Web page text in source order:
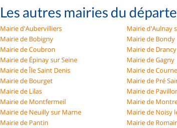
Les autres mairies du
Mairie d'Aubervilliers Mairie d'Aulnay
Mairie de Bobigny
Mairie de Bondy
Mairie de Coubron
Mairie de Drancy
Mairie de Épinay sur Seine
Mairie de Gagny
Mairie de Île Saint Denis
Mairie de
Mairie de Bourget
Mairie de Pré
Mairie de Lilas
Mairie de
Mairie de Montfermeil
Mairie de
Mairie de Neuilly sur Marne
Mairie de Noisy
Mairie de Pantin
Mairie de